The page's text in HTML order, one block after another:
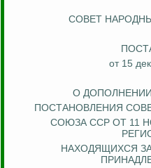
СОВЕТ
от 15
О
ПОСТАНОВЛЕНИЯ
СОЮЗА ССР ОТ 11
НАХОДЯЩИХСЯ